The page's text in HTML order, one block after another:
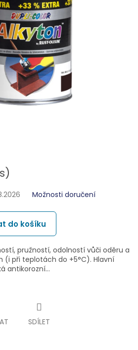
Možnosti doručení
do košíku
pružností, odolností vůči oděru a
při teplotách do +5°C). Hlavní
antikorozní…
SDÍLET